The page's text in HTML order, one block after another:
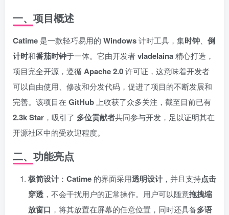
一、项目概述
Catime 是一款轻巧易用的 Windows计时工具，集时钟
倒
计时和番茄时钟于一体。它由开发者vladelaina精心打造，
项目完全开源，遵循Apache 2.0许可证，这意味着开发者
可以自由使用、修改和分发代码，促进了项目的不断发展和
完善。该项目在 GitHub 上收获了众多关注，截至目前已有
2.3k Star ，吸引了 多位贡献者共同参与开发，足以证明其在
开源社区中的受欢迎程度。
二、功能亮点
极简设计： Catime 的界面采用透明设计，并且支持点击
穿透 ，不会干扰用户的正常操作。用户可以随意拖拽缩
放窗口 ，将其放置在屏幕的任意位置，同时还具备多语